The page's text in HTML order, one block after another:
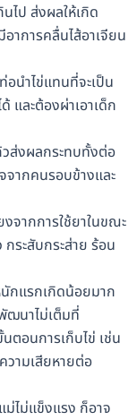
ไป ส่งผลให้เกิด
อาการคลื่นไส้อาเจียน
อนำไข่แทนที่จะเป็น
และต้องผ่าเอาเด็ก
ส่งผลกระทบทั้งต่อ
จากคนรอบข้างและ
จากการใช้ยาในขณะ
ระสับกระส่าย ร้อน
กแรกเกิดน้อยมาก
ฒนาไม่เต็มที่
ตอนการเก็บไข่ เช่น
วามเสียหายต่อ
ไม่แข็งแรง ก็อาจ